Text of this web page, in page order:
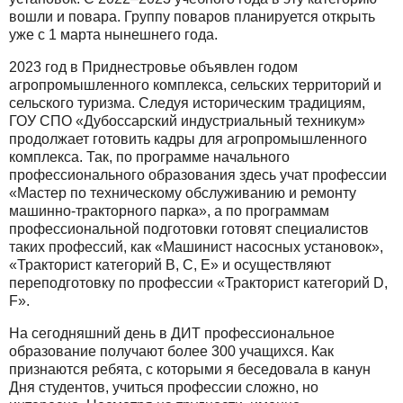
вошли и повара. Группу поваров планируется открыть
уже с 1 марта нынешнего года.
2023 год в Приднестровье объявлен годом
агропромышленного комплекса, сельских территорий и
сельского туризма. Следуя историческим традициям,
ГОУ СПО «Дубоссарский индустриальный техникум»
продолжает готовить кадры для агропромышленного
комплекса. Так, по программе начального
профессионального образования здесь учат профессии
«Мастер по техническому обслуживанию и ремонту
машинно-тракторного парка», а по программам
профессиональной подготовки готовят специалистов
таких профессий, как «Машинист насосных установок»,
«Тракторист категорий В, С, Е» и осуществляют
переподготовку по профессии «Тракторист категорий D,
F».
На сегодняшний день в ДИТ профессиональное
образование получают более 300 учащихся. Как
признаются ребята, с которыми я беседовала в канун
Дня студентов, учиться профессии сложно, но